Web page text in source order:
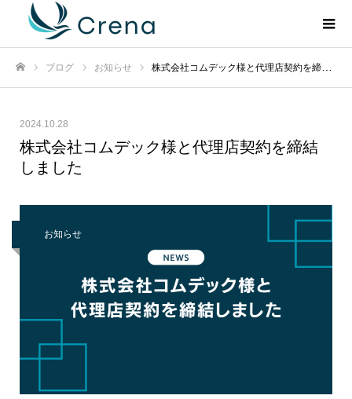
ブログ お知らせ 株式会社コムデック様と代理店契約を締結しました
2024.10.28
株式会社コムデック様と代理店契約を締結
しました
お知らせ